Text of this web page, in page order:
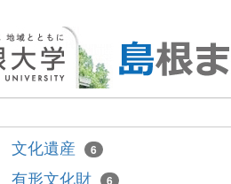
文化遺産 6
有形文化財 6